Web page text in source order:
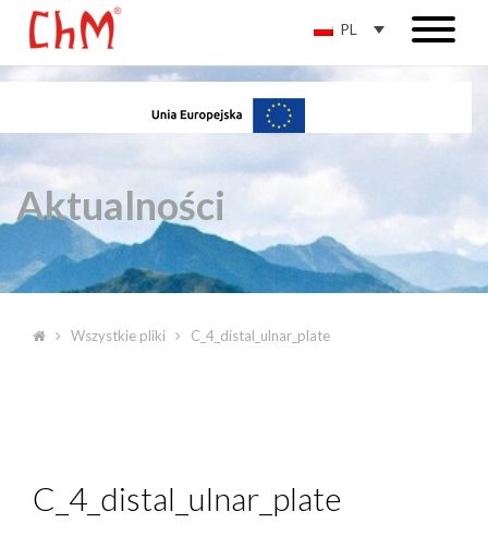
PL
Aktualności
Wszystkie pliki C_4_distal_ulnar_plate
C_4_distal_ulnar_plate